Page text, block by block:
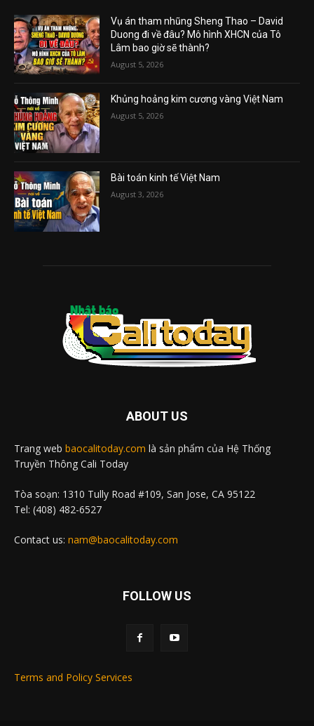
Vụ án tham nhũng Sheng Thao – David
Duong đi về đâu? Mô hình XHCN của Tô
Lâm bao giờ sẽ thành?
August 5, 2026
Khủng hoảng kim cương vàng Việt Nam
August 5, 2026
Bài toán kinh tế Việt Nam
August 3, 2026
ABOUT US
Trang web baocalitoday.com là sản phẩm của Hệ Thống
Truyền Thông Cali Today
Tòa soạn: 1310 Tully Road #109, San Jose, CA 95122
Tel: (408) 482-6527
Contact us: nam@baocalitoday.com
FOLLOW US
Terms and Policy Services